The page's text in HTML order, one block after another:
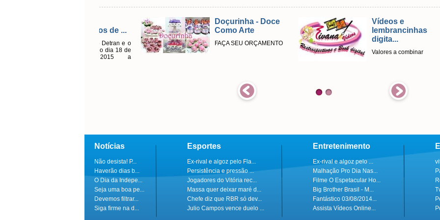
Doçurinha - Doce
Como Arte
FAÇA SEU ORÇAMENTO
Vídeos e
lembrancinhas
digita...
Valores a combinar
Notícias
Não desista! P...
Haverão dias b...
O Dia da Indepe...
Seja uma boa pe...
Devemos filtrar...
Siga firme na d...
Esportes
Ex-rival e algoz pelo Fla...
Persistência e pressão ...
Jogadores do Vitória rec...
Massa quer deixar maré d...
Chefe diz que RBR só dev...
Julio Campos vence duelo ...
Entretenimento
Ex-rival e algoz pelo ...
Malhação Pro Dia Nas...
Filme O Espetacular Ho...
Big Brother Brasil - M...
Fantástico 03/08/2014...
Assista Vídeos Online...